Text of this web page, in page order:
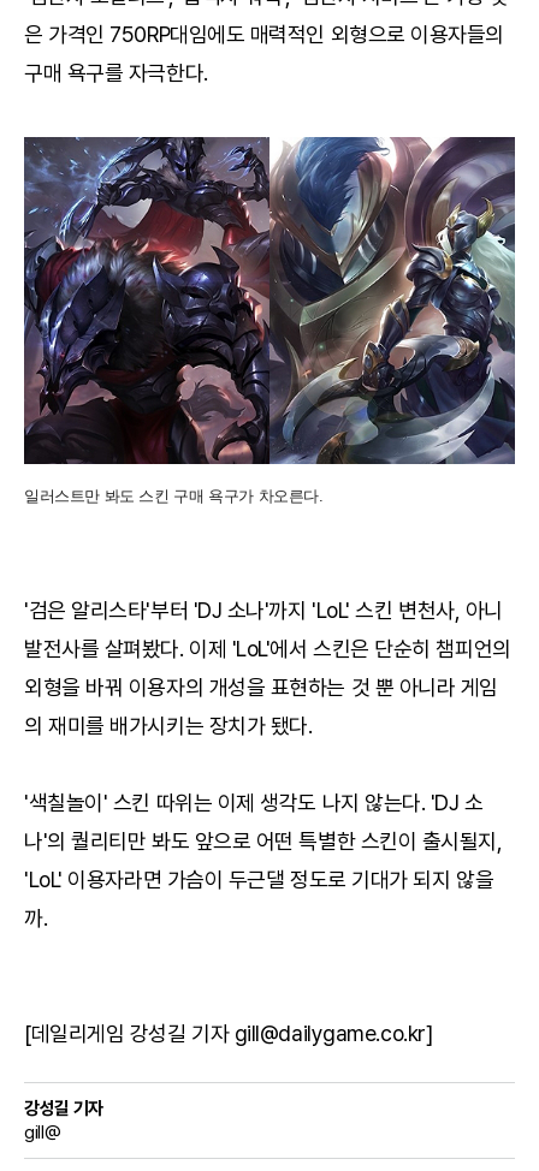
은 가격인 750RP대임에도 매력적인 외형으로 이용자들의
구매 욕구를 자극한다.
일러스트만 봐도 스킨 구매 욕구가 차오른다.
'검은 알리스타'부터 'DJ 소나'까지 'LoL' 스킨 변천사, 아니
발전사를 살펴봤다. 이제 'LoL'에서 스킨은 단순히 챔피언의
외형을 바꿔 이용자의 개성을 표현하는 것 뿐 아니라 게임
의 재미를 배가시키는 장치가 됐다.
'색칠놀이' 스킨 따위는 이제 생각도 나지 않는다. 'DJ 소
나'의 퀄리티만 봐도 앞으로 어떤 특별한 스킨이 출시될지,
'LoL' 이용자라면 가슴이 두근댈 정도로 기대가 되지 않을
까.
[데일리게임 강성길 기자 gill@dailygame.co.kr]
강성길 기자
gill@